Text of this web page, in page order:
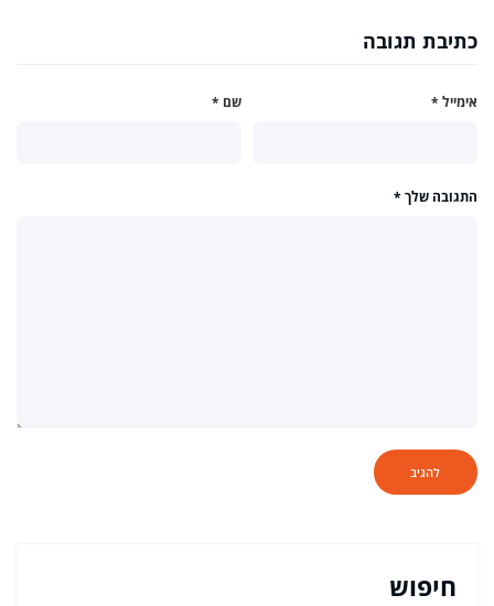
כתיבת תגובה
שם * אימייל *
התגובה שלך *
חיפוש